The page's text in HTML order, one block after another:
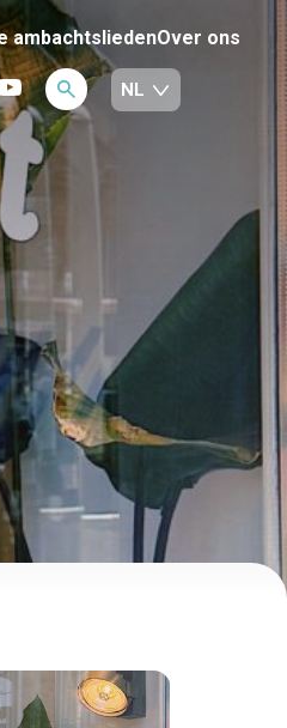
ambachtsliedenOver ons